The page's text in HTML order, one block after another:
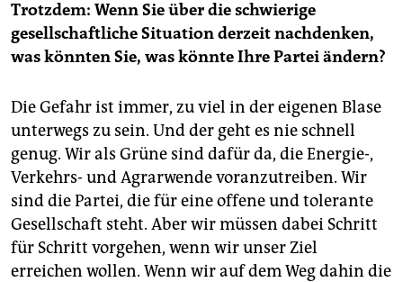
Trotzdem: Wenn Sie über die schwierige
gesellschaftliche Situation derzeit nachdenken,
was könnten Sie, was könnte Ihre Partei ändern?
Die Gefahr ist immer, zu viel in der eigenen Blase
unterwegs zu sein. Und der geht es nie schnell
genug. Wir als Grüne sind dafür da, die Energie-,
Verkehrs- und Agrarwende voranzutreiben. Wir
sind die Partei, die für eine offene und tolerante
Gesellschaft steht. Aber wir müssen dabei Schritt
für Schritt vorgehen, wenn wir unser Ziel
erreichen wollen. Wenn wir auf dem Weg dahin die